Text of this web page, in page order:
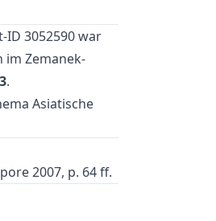
ID 3052590 war
im Zemanek-
.
Asiatische
2007, p. 64 ff.